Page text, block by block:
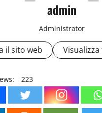
admin
Administrator
il sito web
223